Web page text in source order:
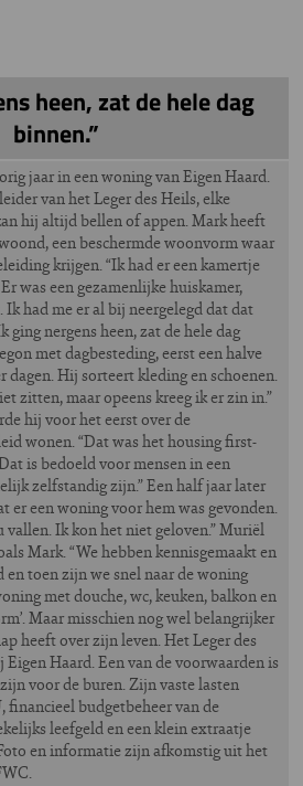
heen, zat de hele dag
binnen.”
jaar in een woning van Eigen Haard.
van het Leger des Heils, elke
hij altijd bellen of appen. Mark heeft
een beschermde woonvorm waar
krijgen. “Ik had er een kamertje
was een gezamenlijke huiskamer,
had me er al bij neergelegd dat dat
nergens heen, zat de hele dag
met dagbesteding, eerst een halve
dagen. Hij sorteert kleding en schoenen.
zitten, maar opeens kreeg ik er zin in.”
hij voor het eerst over de
wonen. “Dat was het housing first-
is bedoeld voor mensen in een
zelfstandig zijn.” Een half jaar later
er een woning voor hem was gevonden.
Ik kon het niet geloven.” Muriël
Mark. “We hebben kennisgemaakt en
toen zijn we snel naar de woning
met douche, wc, keuken, balkon en
Maar misschien nog wel belangrijker
heeft over zijn leven. Het Leger des
Haard. Een van de voorwaarden is
voor de buren. Zijn vaste lasten
budgetbeheer van de
leefgeld en een klein extraatje
en informatie zijn afkomstig uit het